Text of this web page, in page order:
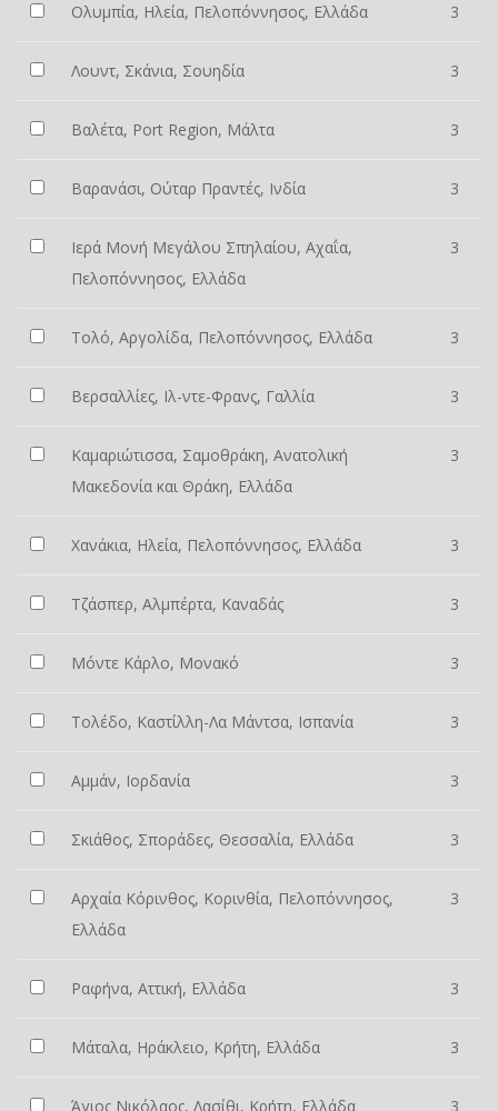
Ολυμπία, Ηλεία, Πελοπόννησος, Ελλάδα 3
Λουντ, Σκάνια, Σουηδία 3
Βαλέτα, Port Region, Μάλτα 3
Βαρανάσι, Ούταρ Πραντές, Ινδία 3
Ιερά Μονή Μεγάλου Σπηλαίου, Αχαΐα,
Πελοπόννησος, Ελλάδα
3
Τολό, Αργολίδα, Πελοπόννησος, Ελλάδα 3
Βερσαλλίες, Ιλ-ντε-Φρανς, Γαλλία 3
Καμαριώτισσα, Σαμοθράκη, Ανατολική
Μακεδονία και Θράκη, Ελλάδα
3
Χανάκια, Ηλεία, Πελοπόννησος, Ελλάδα 3
Τζάσπερ, Αλμπέρτα, Καναδάς 3
Μόντε Κάρλο, Μονακό 3
Τολέδο, Καστίλλη-Λα Μάντσα, Ισπανία 3
Αμμάν, Ιορδανία 3
Σκιάθος, Σποράδες, Θεσσαλία, Ελλάδα 3
Αρχαία Κόρινθος, Κορινθία, Πελοπόννησος,
Ελλάδα
3
Ραφήνα, Αττική, Ελλάδα 3
Μάταλα, Ηράκλειο, Κρήτη, Ελλάδα 3
Άγιος Νικόλαος, Λασίθι, Κρήτη, Ελλάδα 3